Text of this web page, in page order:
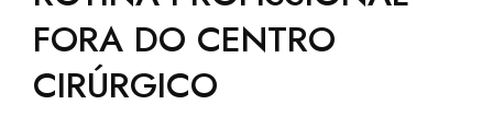
FORA DO CENTRO
CIRÚRGICO